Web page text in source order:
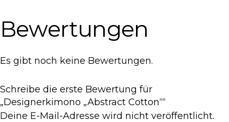
Bewertungen
Es gibt noch keine Bewertungen.
Schreibe die erste Bewertung für
„Designerkimono „Abstract Cotton““
Deine E-Mail-Adresse wird nicht veröffentlicht.